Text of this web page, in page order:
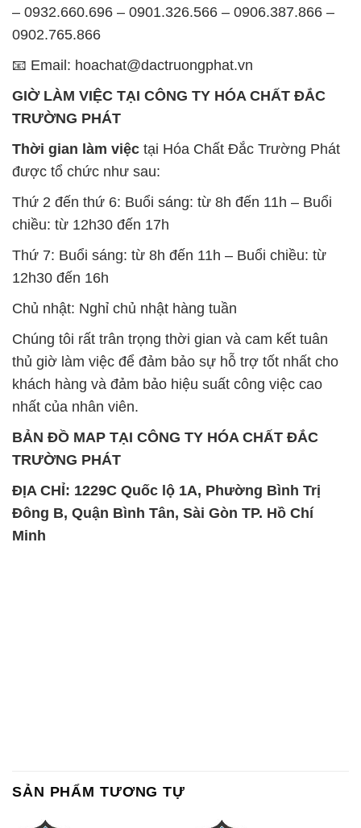
– 0932.660.696 – 0901.326.566 – 0906.387.866 –
0902.765.866
📧 Email: hoachat@dactruongphat.vn
GIỜ LÀM VIỆC TẠI CÔNG TY HÓA CHẤT ĐẮC
TRƯỜNG PHÁT
Thời gian làm việc tại Hóa Chất Đắc Trường Phát
được tổ chức như sau:
Thứ 2 đến thứ 6: Buổi sáng: từ 8h đến 11h – Buổi
chiều: từ 12h30 đến 17h
Thứ 7: Buổi sáng: từ 8h đến 11h – Buổi chiều: từ
12h30 đến 16h
Chủ nhật: Nghỉ chủ nhật hàng tuần
Chúng tôi rất trân trọng thời gian và cam kết tuân
thủ giờ làm việc để đảm bảo sự hỗ trợ tốt nhất cho
khách hàng và đảm bảo hiệu suất công việc cao
nhất của nhân viên.
BẢN ĐỒ MAP TẠI CÔNG TY HÓA CHẤT ĐẮC
TRƯỜNG PHÁT
ĐỊA CHỈ: 1229C Quốc lộ 1A, Phường Bình Trị
Đông B, Quận Bình Tân, Sài Gòn TP. Hồ Chí
Minh
SẢN PHẨM TƯƠNG TỰ